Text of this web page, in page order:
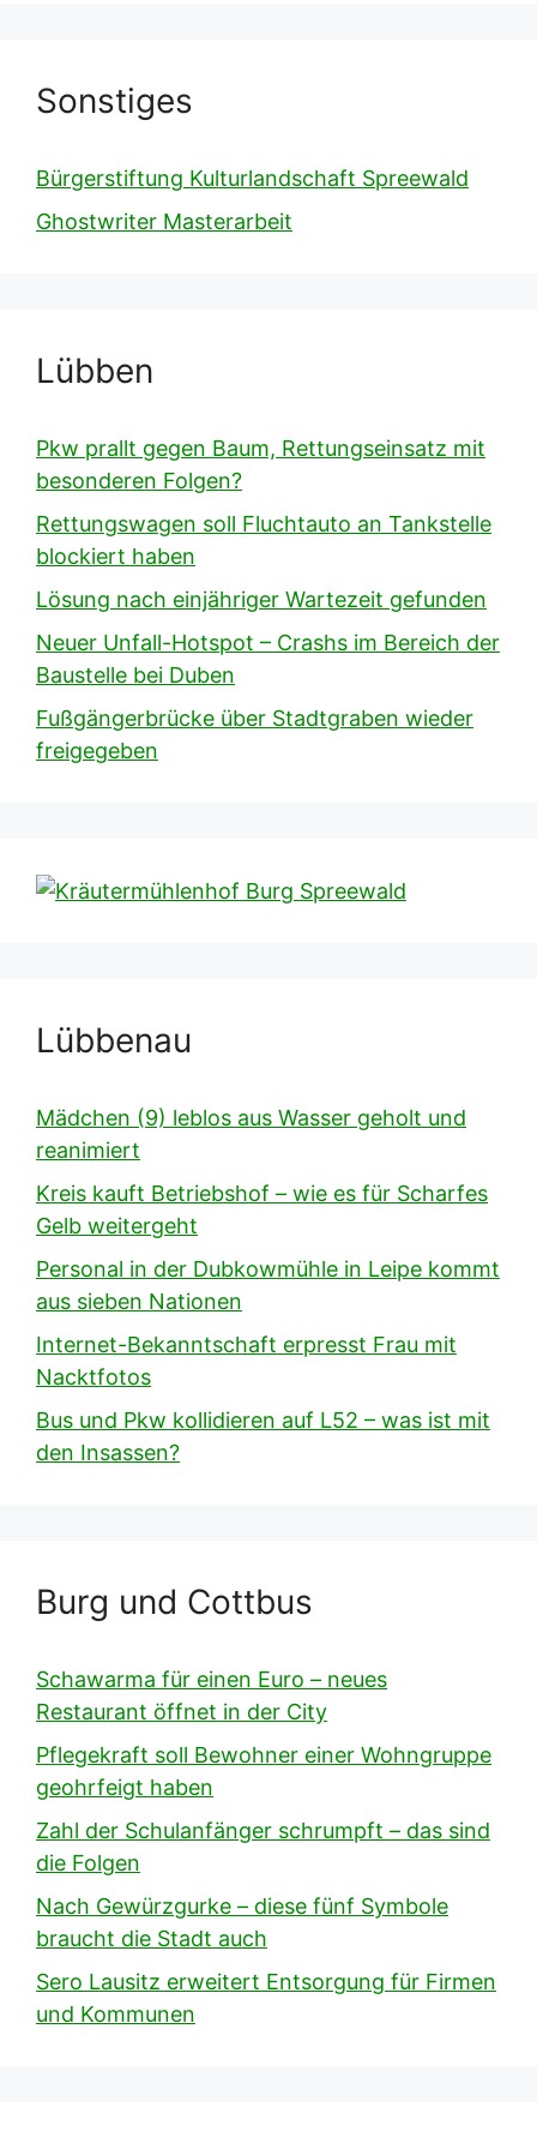
Sonstiges
Bürgerstiftung Kulturlandschaft Spreewald
Ghostwriter Masterarbeit
Lübben
Pkw prallt gegen Baum, Rettungseinsatz mit
besonderen Folgen?
Rettungswagen soll Fluchtauto an Tankstelle
blockiert haben
Lösung nach einjähriger Wartezeit gefunden
Neuer Unfall-Hotspot – Crashs im Bereich der
Baustelle bei Duben
Fußgängerbrücke über Stadtgraben wieder
freigegeben
Lübbenau
Mädchen (9) leblos aus Wasser geholt und
reanimiert
Kreis kauft Betriebshof – wie es für Scharfes
Gelb weitergeht
Personal in der Dubkowmühle in Leipe kommt
aus sieben Nationen
Internet-Bekanntschaft erpresst Frau mit
Nacktfotos
Bus und Pkw kollidieren auf L52 – was ist mit
den Insassen?
Burg und Cottbus
Schawarma für einen Euro – neues
Restaurant öffnet in der City
Pflegekraft soll Bewohner einer Wohngruppe
geohrfeigt haben
Zahl der Schulanfänger schrumpft – das sind
die Folgen
Nach Gewürzgurke – diese fünf Symbole
braucht die Stadt auch
Sero Lausitz erweitert Entsorgung für Firmen
und Kommunen